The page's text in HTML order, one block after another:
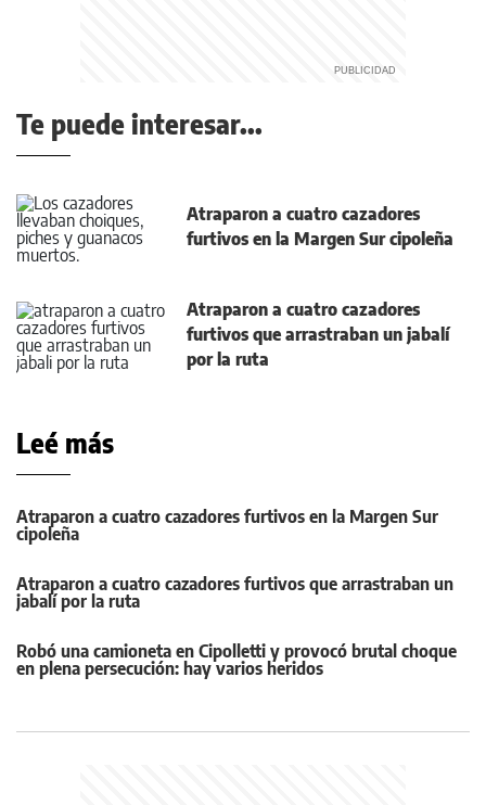
Te puede interesar...
Atraparon a cuatro cazadores
furtivos en la Margen Sur cipoleña
Atraparon a cuatro cazadores
furtivos que arrastraban un jabalí
por la ruta
Leé más
Atraparon a cuatro cazadores furtivos en la Margen Sur
cipoleña
Atraparon a cuatro cazadores furtivos que arrastraban un
jabalí por la ruta
Robó una camioneta en Cipolletti y provocó brutal choque
en plena persecución: hay varios heridos